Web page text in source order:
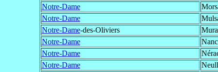
Notre-Dame
Notre-Dame
Notre-Dame-des-Oliviers
Notre-Dame
Notre-Dame
Notre-Dame